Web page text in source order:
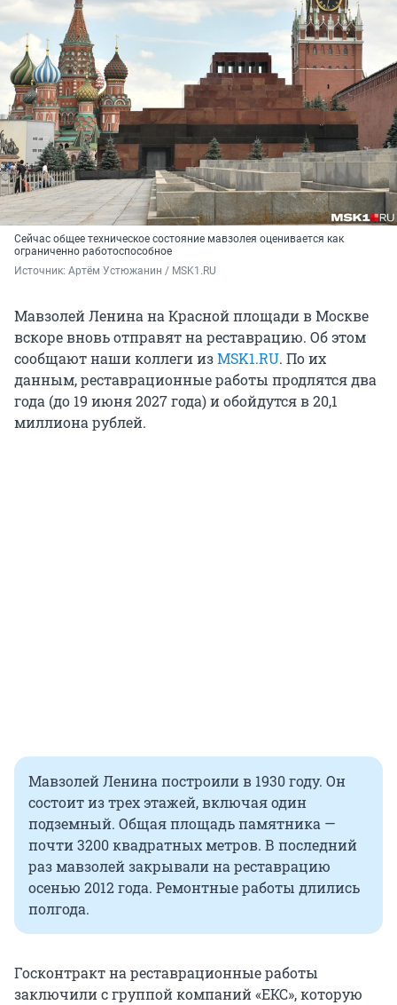
Сейчас общее техническое состояние мавзолея оценивается как
ограниченно работоспособное
Источник: Артём Устюжанин / MSK1.RU
Мавзолей Ленина на Красной площади в Москве
вскоре вновь отправят на реставрацию. Об этом
сообщают наши коллеги изMSK1.RU. По их
данным, реставрационные работы продлятся два
года (до 19 июня 2027 года) и обойдутся в20,1
миллиона рублей.
Мавзолей Ленина построили в 1930 году. Он
состоит из трех этажей, включая один
подземный. Общая площадь памятника —
почти 3200 квадратных метров. В последний
раз мавзолей закрывали на реставрацию
осенью 2012 года. Ремонтные работы длились
полгода.
Госконтракт на реставрационные работы
заключили с группой компаний «ЕКС», которую